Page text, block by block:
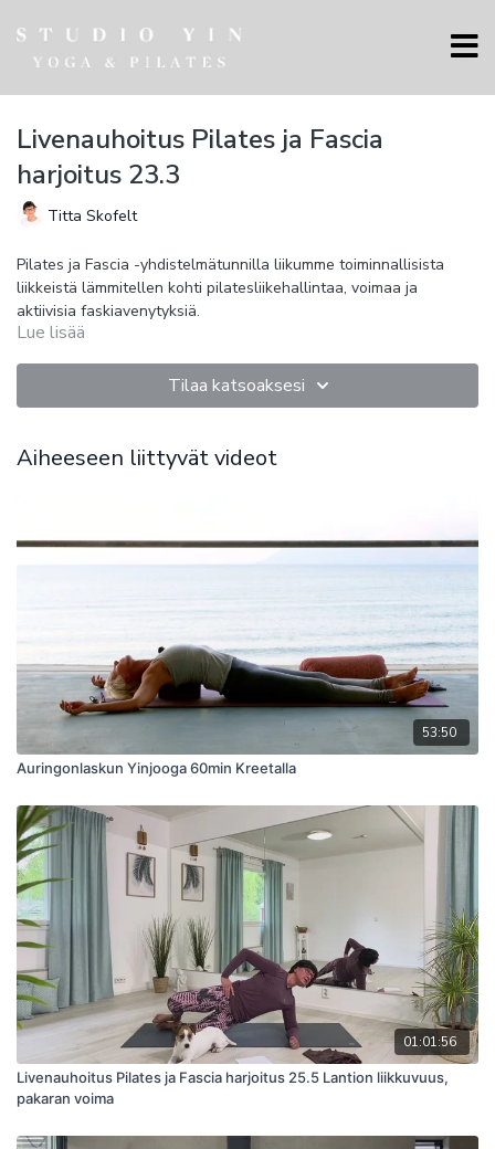
Livenauhoitus Pilates ja Fascia
harjoitus 23.3
Titta Skofelt
Pilates ja Fascia -yhdistelmätunnilla liikumme toiminnallisista
liikkeistä lämmitellen kohti pilatesliikehallintaa, voimaa ja
aktiivisia faskiavenytyksiä.
Tunti kehittää voimaa, kestävyyttä, liikkuvuutta ja ryhtiä
liikehallinta lisääntyy voima-, liikkuvuus- ja
koordinaatioharjoitteilla.
Fascia- harjoituksessa yhdistyvät myofaskiaalinen
lihaksille, liikehallintaharjoittelu ja faskiakäsittely pallolla. Fascia
- harjoitus sopii kaikille, jotka haluavat tehokkaasti parantaa
Lue lisää
Tilaa katsoaksesi
Aiheeseen liittyvät videot
53:50
Auringonlaskun Yinjooga 60min Kreetalla
01:01:56
Livenauhoitus Pilates ja Fascia harjoitus 25.5 Lantion liikkuvuus,
pakaran voima